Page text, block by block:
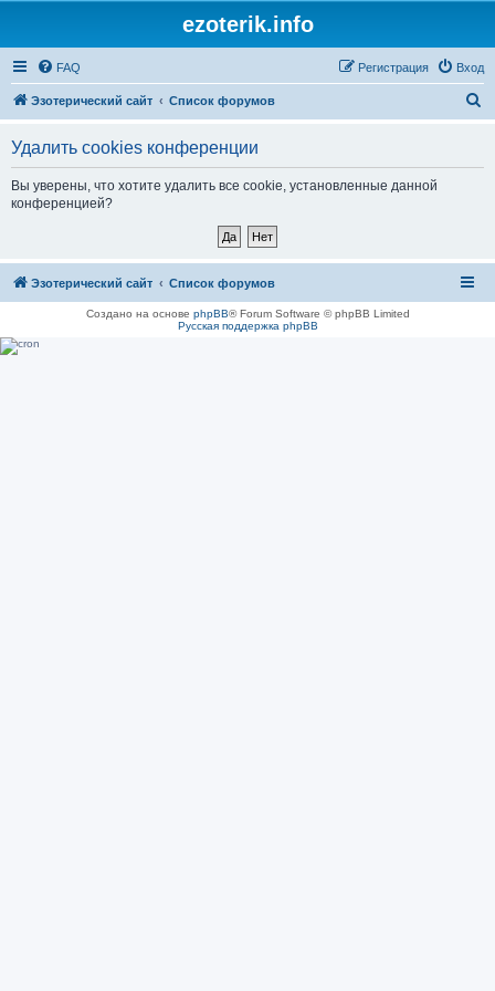
ezoterik.info
FAQ Вход
Регистрация
Эзотерический сайт Список форумов
Удалить cookies конференции
Вы уверены, что хотите удалить все cookie, установленные данной
конференцией?
Эзотерический сайт Список форумов
Создано на основе phpBB® Forum Software © phpBB Limited
Русская поддержка phpBB